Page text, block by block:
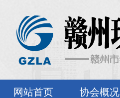
网站首页 协会概况